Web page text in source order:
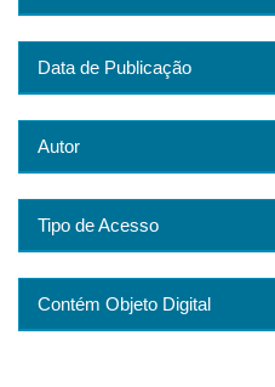
Data de Publicação
Autor
Tipo de Acesso
Contém Objeto Digital